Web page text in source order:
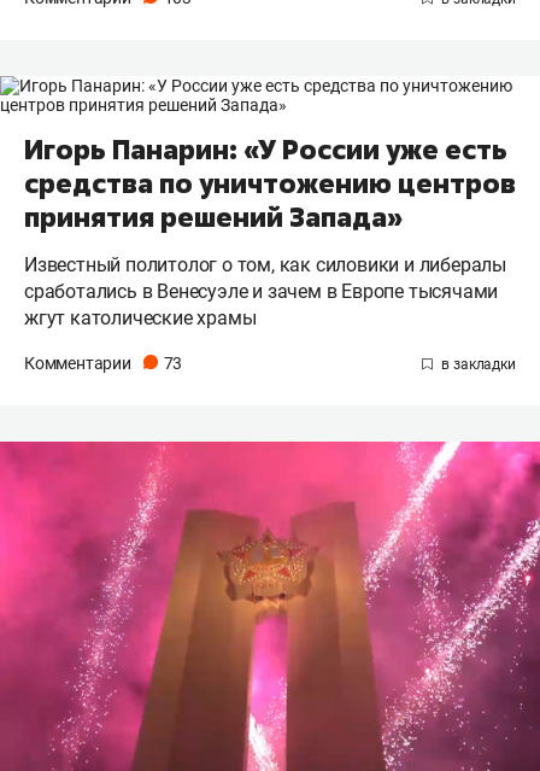
Игорь Панарин: «У России уже есть
средства по уничтожению центров
принятия решений Запада»
Известный политолог о том, как силовики и либералы
сработались в Венесуэле и зачем в Европе тысячами
жгут католические храмы
Комментарии 73